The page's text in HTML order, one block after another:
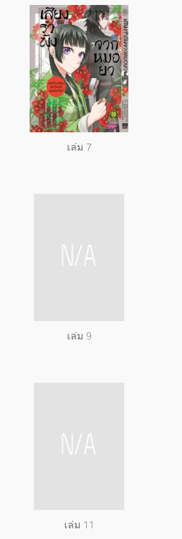
เล่ม 7
เล่ม 9
เล่ม 11